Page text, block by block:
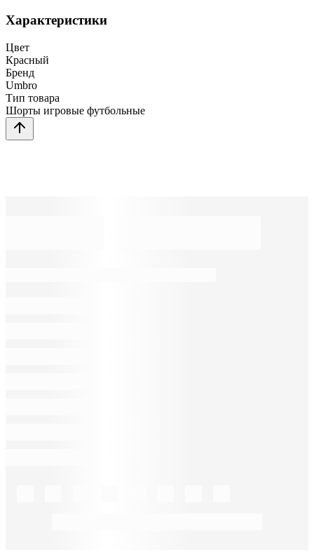
Характеристики
Цвет
Красный
Бренд
Umbro
Тип товара
Шорты игровые футбольные